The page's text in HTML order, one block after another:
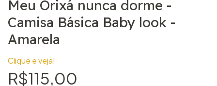
Meu Orixá nunca dorme -
Camisa Básica Baby look -
Amarela
Clique e veja!
R$115,00